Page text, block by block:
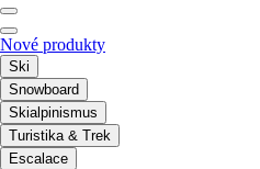
Nové produkty
Ski
Snowboard
Skialpinismus
Turistika & Trek
Escalace